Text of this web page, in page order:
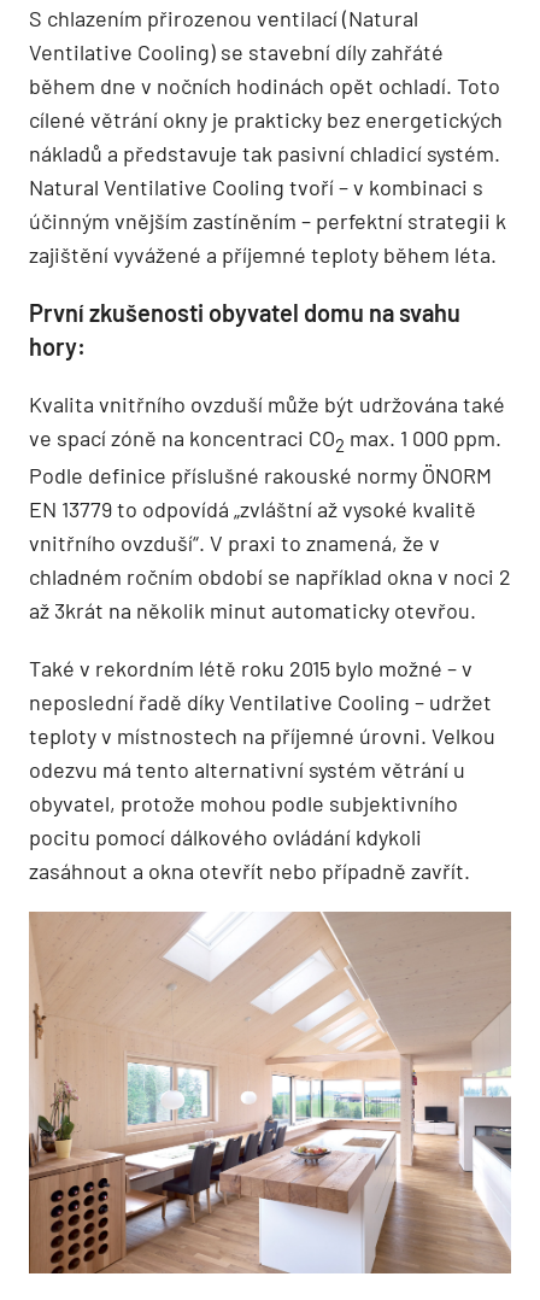
S chlazením přirozenou ventilací (Natural
Ventilative Cooling) se stavební díly zahřáté
během dne v nočních hodinách opět ochladí. Toto
cílené větrání okny je prakticky bez energetických
nákladů a představuje tak pasivní chladicí systém.
Natural Ventilative Cooling tvoří – v kombinaci s
účinným vnějším zastíněním – perfektní strategii k
zajištění vyvážené a příjemné teploty během léta.
První zkušenosti obyvatel domu na svahu
hory:
Kvalita vnitřního ovzduší může být udržována také
ve spací zóně na koncentraci CO2 max. 1 000 ppm.
Podle definice příslušné rakouské normy ÖNORM
EN 13779 to odpovídá „zvláštní až vysoké kvalitě
vnitřního ovzduší“. V praxi to znamená, že v
chladném ročním období se například okna v noci 2
až 3krát na několik minut automaticky otevřou.
Také v rekordním létě roku 2015 bylo možné – v
neposlední řadě díky Ventilative Cooling – udržet
teploty v místnostech na příjemné úrovni. Velkou
odezvu má tento alternativní systém větrání u
obyvatel, protože mohou podle subjektivního
pocitu pomocí dálkového ovládání kdykoli
zasáhnout a okna otevřít nebo případně zavřít.